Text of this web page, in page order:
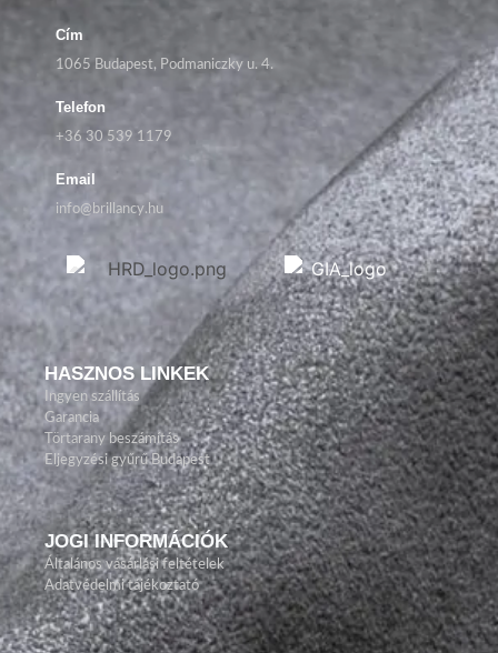
Cím
1065 Budapest, Podmaniczky u. 4.
Telefon
+36 30 539 1179
Email
info@brillancy.hu
HASZNOS LINKEK
Ingyen szállítás
Garancia
Törtarany beszámítás
Eljegyzési gyűrű Budapest
JOGI INFORMÁCIÓK
Általános vásárlási feltételek
Adatvédelmi tájékoztató